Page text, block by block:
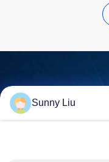
Zoek
Sunny Liu